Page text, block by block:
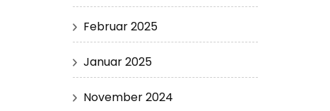
Februar 2025
Januar 2025
November 2024